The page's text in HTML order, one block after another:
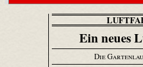
Ein neues
Die